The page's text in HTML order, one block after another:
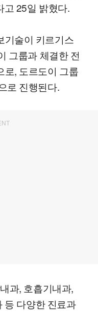
고 25일 밝혔다.
기술이 키르기스
그룹과 체결한 전
로, 도르도이 그룹
로 진행된다.
과, 호흡기내과,
등 다양한 진료과